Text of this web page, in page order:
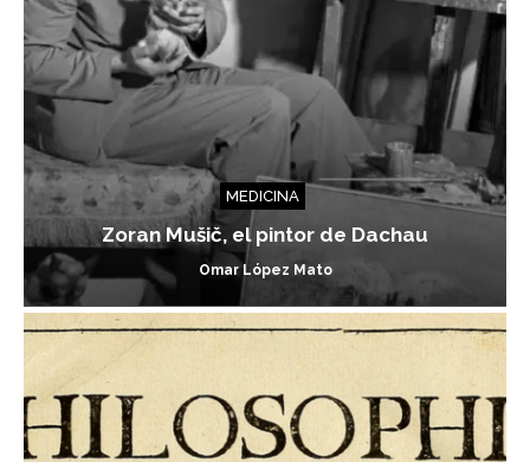
MEDICINA
Zoran Mušič, el pintor de Dachau
Omar López Mato